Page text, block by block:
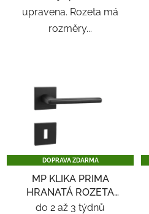
upravena. Rozeta má
rozměry...
DOPRAVA ZDARMA
MP KLIKA PRIMA
HRANATÁ ROZETA
SQ6 - ČERNÁ
do 2 až 3 týdnů